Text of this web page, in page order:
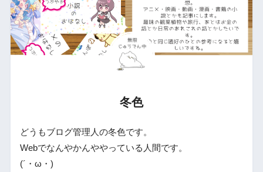
冬色
どうもブログ管理人の冬色です。
Webでなんやかんややっている人間です。
(´・ω・)